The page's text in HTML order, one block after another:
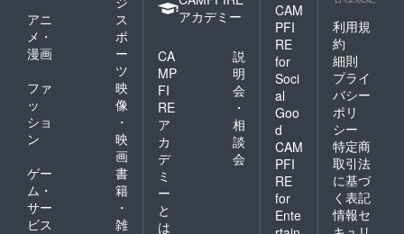
アニ
メ・
漫画
ス
ポ
ー
ツ
ファ
ッ
ショ
ン
映
像
・
映
画
ゲー
ム・
サー
ビス
書
籍
・
雑
アカデミー
CA
MP
FI
RE
ア
カ
デ
ミ
ー
と
は
説
明
会
・
相
談
会
CAM
PFI
RE
for
Soci
al
Goo
d
CAM
PFI
RE
for
Ente
利用規
約
細則
プライ
バシー
ポリ
シー
特定商
取引法
に基づ
く表記
情報セ